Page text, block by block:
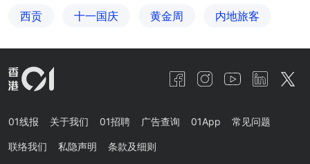
西贡 十一国庆 黄金周 内地旅客
01线报 关于我们 01招聘 广告查询 01App 常见问题
联络我们 私隐声明 条款及细则